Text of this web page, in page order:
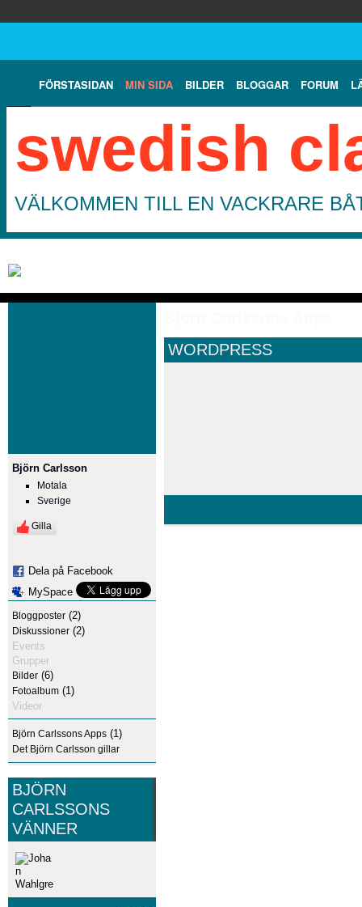
FÖRSTASIDAN MIN SIDA BILDER BLOGGAR FORUM
swedish
VÄLKOMMEN TILL EN VACKRARE
Björn Carlsson
Motala
Sverige
Gilla
Dela på Facebook
MySpace
Bloggposter (2)
Diskussioner (2)
Events
Grupper
Bilder (6)
Fotoalbum (1)
Videor
Björn Carlssons Apps (1)
Det Björn Carlsson gillar
BJÖRN
CARLSSONS
VÄNNER
WORDPRESS